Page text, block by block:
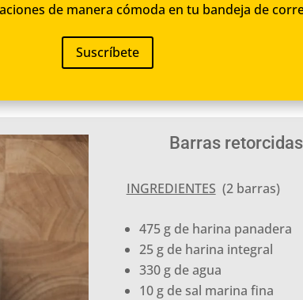
de manera cómoda en tu bandeja de
Suscríbete
Barras
INGREDIENTES (2 barras)
475 g de harina panadera
25 g de harina integral
330 g de agua
10 g de sal marina fina